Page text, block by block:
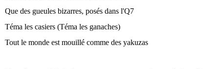
Que des gueules bizarres, posés dans l'Q7
Téma les casiers (Téma les ganaches)
Tout le monde est mouillé comme des yakuzas